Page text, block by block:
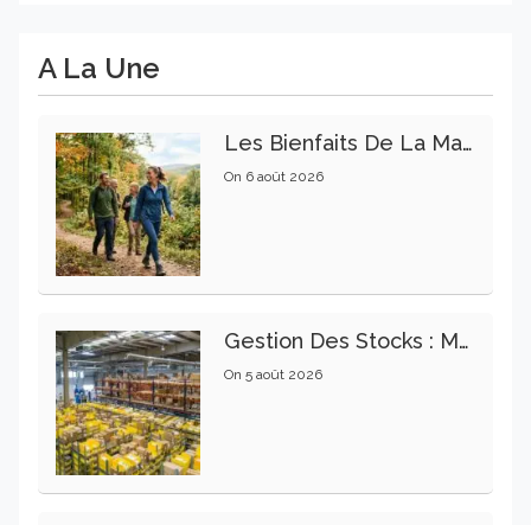
A La Une
Les Bienfaits De La Marche Sur La Santé Physique Et Mentale
On 6 août 2026
Gestion Des Stocks : Meilleures Pratiques Intralogistiques
On 5 août 2026